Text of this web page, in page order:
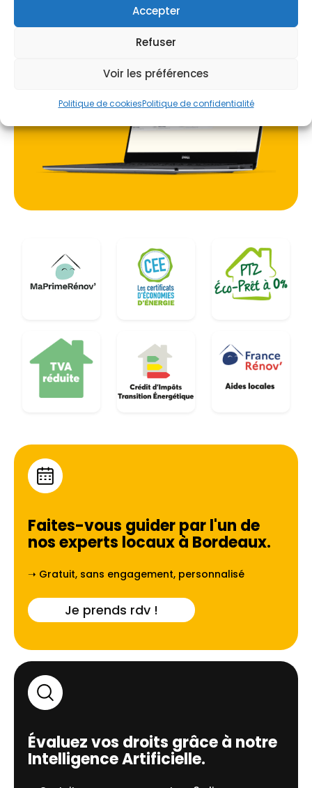
Accepter
Refuser
Voir les préférences
Politique de cookiesPolitique de confidentialité
face aux aléas climatiques de la Gironde.
Je prends rdv !
Faites-vous guider par l'un de
nos experts locaux à Bordeaux.
➝ Gratuit, sans engagement, personnalisé
Je prends rdv !
Évaluez vos droits grâce à notre
Intelligence Artificielle.